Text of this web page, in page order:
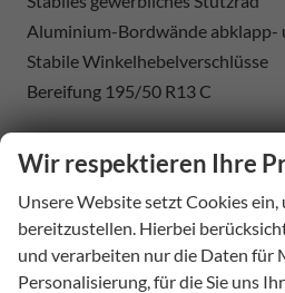
Aluminium-Bordwände abklapp-
Stabile Winkelhebelverschlüsse
Bereifung 195/50 R13 C
Optionale Ausstattung:
Bereifung 185 R14C,
Radstoßdämpfer,
Wir respektieren Ihre
Unsere Website setzt Cookies ein,
bereitzustellen. Hierbei
und verarbeiten nur die Daten für
Personalisierung, für die Sie uns